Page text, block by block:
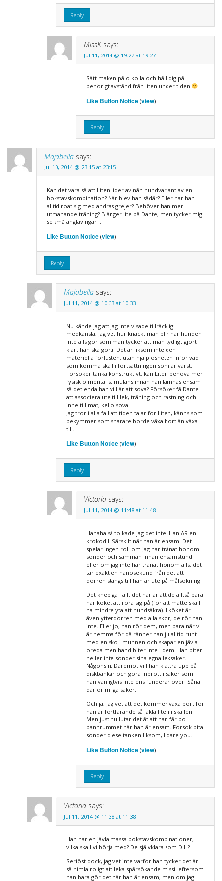
Reply
MissK says:
Jul 11, 2014 @ 19:27 at 19:27
Sätt maken på o kolla och håll dig på
behörigt avstånd från liten under tiden
Like Button Notice(view)
Reply
Majabella says:
Jul 10, 2014 @ 23:15 at 23:15
Kan det vara så att Liten lider av nån hundvariant av en
bokstavskombination? När blev han sådär? Eller har han
alltid roat sig med andras grejer? Behöver han mer
utmanande träning? Blänger lite på Dante, men tycker mig
se små änglavingar …
Like Button Notice(view)
Reply
Majabella says:
Jul 11, 2014 @ 10:33 at 10:33
Nu kände jag att jag inte visade tillräcklig
medkänsla, jag vet hur knäckt man blir när hunden
inte alls gör som man tycker att man tydligt gjort
klart han ska göra. Det är liksom inte den
materiella förlusten, utan hjälplösheten inför vad
som komma skall i fortsättningen som är värst.
Försöker tänka konstruktivt, kan Liten behöva mer
fysisk o mental stimulans innan han lämnas ensam
så det enda han vill är att sova? Försöker få Dante
att associera ute till lek, träning och rastning och
inne till mat, kel o sova.
Jag tror i alla fall att tiden talar för Liten, känns som
bekymmer som snarare borde växa bort än växa
till.
Like Button Notice(view)
Reply
Victoria says:
Jul 11, 2014 @ 11:48 at 11:48
Hahaha så tolkade jag det inte. Han ÄR en
krokodil. Särskilt när han är ensam. Det
spelar ingen roll om jag har tränat honom
sönder och samman innan ensamstund
eller om jag inte har tränat honom alls, det
tar exakt en nanosekund från det att
dörren stängs till han är ute på målsökning.
Det knepiga i allt det här är att de alltså bara
har köket att röra sig på (för att matte skall
ha mindre yta att hundsäkra). I köket är
även ytterdörren med alla skor, de rör han
inte. Eller jo, han rör dem, men bara när vi
är hemma för då ränner han ju alltid runt
med en sko i munnen och skapar en jävla
oreda men hand biter inte i dem. Han biter
heller inte sönder sina egna leksaker.
Någonsin. Däremot vill han klättra upp på
diskbänkar och göra inbrott i saker som
han vanligtvis inte ens funderar över. Såna
där orimliga saker.
Och ja, jag vet att det kommer växa bort för
han är fortfarande så jäkla liten i skallen.
Men just nu lutar det åt att han får bo i
pannrummet när han är ensam. Försök bita
sönder dieseltanken liksom, I dare you.
Like Button Notice(view)
Reply
Victoria says:
Jul 11, 2014 @ 11:38 at 11:38
Han har en jävla massa bokstavskombinationer,
vilka skall vi börja med? De självklara som DIH?
Seriöst dock, jag vet inte varför han tycker det är
så himla roligt att leka spårsökande missil eftersom
han bara gör det när han är ensam, men om jag